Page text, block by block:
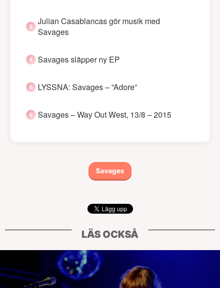
Julian Casablancas gör musik med
Savages
Savages släpper ny EP
LYSSNA: Savages – ”Adore”
Savages – Way Out West, 13/8 – 2015
Savages
LÄS OCKSÅ